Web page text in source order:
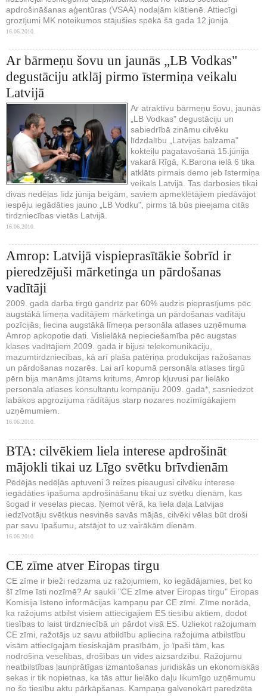
apdrošināšanas aģentūras (VSAA) nodaļām klātienē. Attiecīgi
grozījumi MK noteikumos stājušies spēkā šā gada 12.jūnijā.
16.06.2010.
Ar bārmeņu šovu un jaunās „LB Vodkas"
degustāciju atklāj pirmo īstermiņa veikalu
Latvijā
Ar atraktīvu bārmeņu šovu, jaunās
„LB Vodkas" degustāciju un
sabiedrībā zināmu cilvēku
līdzdalību „Latvijas balzama"
kokteiļu pagatavošanā 15.jūnija
vakarā Rīgā, K.Barona ielā 6 tika
atklāts pirmais demo jeb īstermiņa
veikals Latvijā. Tas darbosies tikai
divas nedēļas līdz jūnija beigām, saviem apmeklētājiem piedāvājot
iespēju iegādāties jauno „LB Vodku", pirms tā būs pieejama citās
tirdzniecības vietās Latvijā.
16.06.2010.
Amrop: Latvijā vispieprasītākie šobrīd ir
pieredzējuši mārketinga un pārdošanas
vadītāji
2009. gadā darba tirgū gandrīz par 60% audzis pieprasījums pēc
augstākā līmeņa vadītājiem mārketinga un pārdošanas vadītāju
pozīcijās, liecina augstākā līmeņa personāla atlases uzņēmuma
Amrop apkopotie dati. Vislielākā nepieciešamība pēc augstas
klases vadītājiem 2009. gadā ir bijusi telekomunikāciju,
mazumtirdzniecības, kā arī plaša patēriņa produkcijas ražošanas
un pārdošanas nozarēs. Lai arī kopumā personāla atlases tirgū
pērn bija manāms jūtams kritums, Amrop kļuvusi par lielāko
personāla atlases konsultantu kompāniju 2009. gadā*, sasniedzot
labākos apgrozījuma rādītājus starp nozares nozīmīgākajiem
uzņēmumiem.
16.06.2010.
BTA: cilvēkiem liela interese apdrošināt
mājokli tikai uz Līgo svētku brīvdienām
Pēdējās nedēļās aptuveni 3 reizes pieaugusi cilvēku interese
iegādāties īpašuma apdrošināšanu tikai uz svētku dienām, kas
šogad ir veselas piecas. Ņemot vērā, ka liela daļa Latvijas
iedzīvotāju svētkus nesvinēs savās mājās, cilvēki vēlas būt droši
par savu īpašumu, atstājot to uz vairākām dienām.
16.06.2010.
CE zīme atver Eiropas tirgu
CE zīme ir bieži redzama uz ražojumiem, ko iegādājamies, bet ko
šī zīme īsti nozīmē? Ar saukli "CE zīme atver Eiropas tirgu" Eiropas
Komisija īsteno informācijas kampaņu par CE zīmi. Zīme norāda,
ka ražojums atbilst visiem attiecīgajiem ES tiesību aktiem, dodot
tiesības to laist tirdzniecībā un pārdot visā ES. Uzliekot ražojumam
CE zīmi, ražotājs uz savu atbildību apliecina ražojuma atbilstību
visām attiecīgajām tiesiskajām prasībām, jo īpaši tām, kas
nodrošina veselības, drošības un vides aizsardzību. Ražojumu
neatbilstības ļaunprātīgas izmantošanas juridiskās un ekonomiskās
sekas ir tik nopietnas, ka tās attur lielāko daļu likumīgo uzņēmumu
no šo tiesību aktu pārkāpšanas. Kampaņa galvenokārt paredzēta